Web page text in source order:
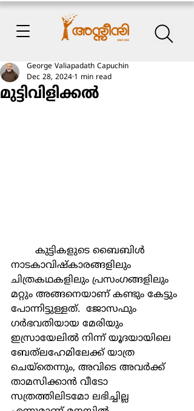
മുട്ടിവിളിക്കൽ
George Valiapadath Capuchin
Dec 28, 2024 1 min read
നാടകാവിഷ്കാരങ്ങളിലും
ചിത്രകഥകളിലും പ്രസംഗങ്ങളിലും
മറ്റും അങ്ങനെയാണ് കണ്ടും കേട്ടും
പോന്നിട്ടുള്ളത്.  ജോസഫും
ഗർഭവതിയായ മേരിയും
ഇസ്രായേലിൽ നിന്ന് യൂദയായിലെ
ബേത്‌ലഹേമിലേക്ക് യാത്ര
ചെയ്തെന്നും, അവിടെ അവർക്ക്
താമസിക്കാൻ വീടോ
സത്രത്തിലിടമോ ലഭിച്ചില്ല